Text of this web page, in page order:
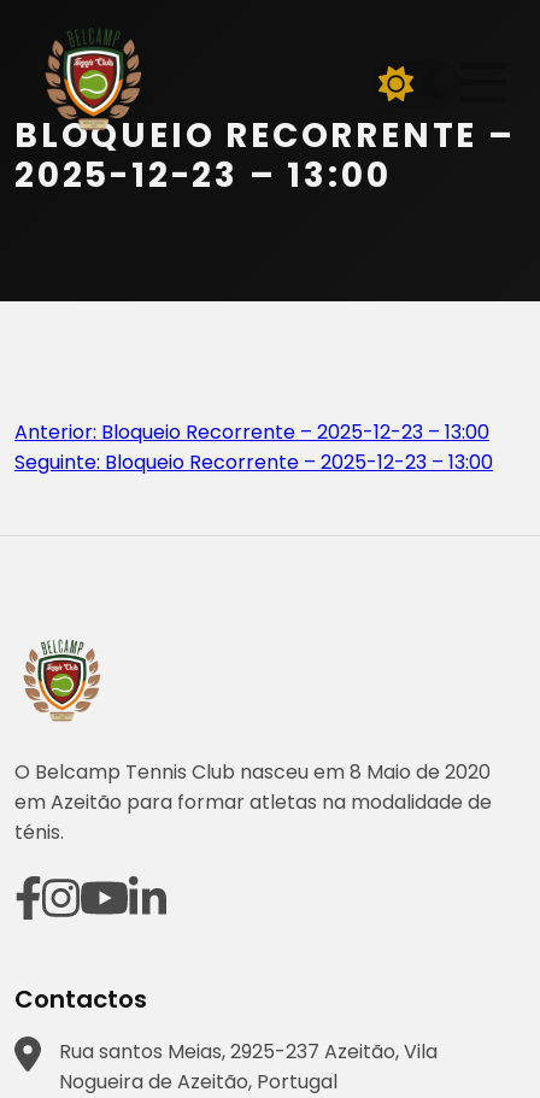
Início
Equipa
Serviços
Beach Tennis
BLOQUEIO RECORRENTE –
2025-12-23 – 13:00
Navegação
de
Anterior: Bloqueio Recorrente – 2025-12-23 – 13:00
Seguinte: Bloqueio Recorrente – 2025-12-23 – 13:00
O Belcamp Tennis Club nasceu em 8 Maio de 2020
em Azeitão para formar atletas na modalidade de
ténis.
Contactos
Rua santos Meias, 2925-237 Azeitão, Vila
Nogueira de Azeitão, Portugal